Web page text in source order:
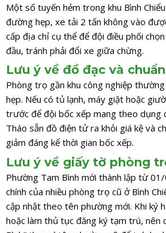
Một số tuyến hẻm trong khu Bình
đường hẹp, xe tải 2 tấn không vào
cấp địa chỉ cụ thể để đội điều phối
đầu, tránh phải đổi xe giữa chừng.
Lưu ý về đồ đạc và
Phòng trọ gần khu công nghiệp
hẹp. Nếu có tủ lạnh, máy giặt hoặc
trước để đội bốc xếp mang theo dụng
Tháo sẵn đồ điện tử ra khỏi giá kệ và
giảm đáng kể thời gian bốc xếp.
Lưu ý về giấy tờ phòng
Phường Tam Bình mới thành lập từ
chính của nhiều phòng trọ cũ ở Bình
cập nhật theo tên phường mới. Khi ký
hoặc làm thủ tục đăng ký tạm trú, nên